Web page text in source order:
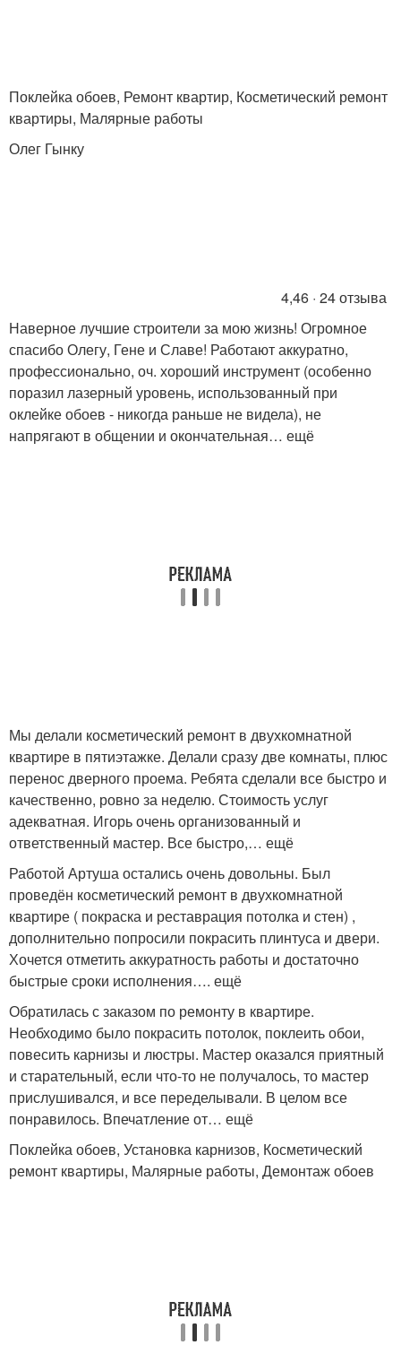
Поклейка обоев, Ремонт квартир, Косметический ремонт
квартиры, Малярные работы
Олег Гынку
4,46 · 24 отзыва
Наверное лучшие строители за мою жизнь! Огромное
спасибо Олегу, Гене и Славе! Работают аккуратно,
профессионально, оч. хороший инструмент (особенно
поразил лазерный уровень, использованный при
оклейке обоев - никогда раньше не видела), не
напрягают в общении и окончательная… ещё
Мы делали косметический ремонт в двухкомнатной
квартире в пятиэтажке. Делали сразу две комнаты, плюс
перенос дверного проема. Ребята сделали все быстро и
качественно, ровно за неделю. Стоимость услуг
адекватная. Игорь очень организованный и
ответственный мастер. Все быстро,… ещё
Работой Артуша остались очень довольны. Был
проведён косметический ремонт в двухкомнатной
квартире ( покраска и реставрация потолка и стен) ,
дополнительно попросили покрасить плинтуса и двери.
Хочется отметить аккуратность работы и достаточно
быстрые сроки исполнения…. ещё
Обратилась с заказом по ремонту в квартире.
Необходимо было покрасить потолок, поклеить обои,
повесить карнизы и люстры. Мастер оказался приятный
и старательный, если что-то не получалось, то мастер
прислушивался, и все переделывали. В целом все
понравилось. Впечатление от… ещё
Поклейка обоев, Установка карнизов, Косметический
ремонт квартиры, Малярные работы, Демонтаж обоев